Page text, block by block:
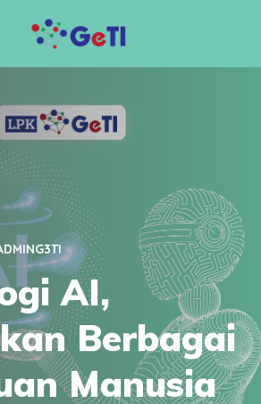
AI,
Berbagai
Manusia